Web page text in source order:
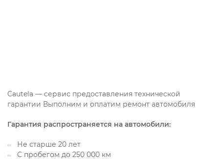
Cautela — сервис предоставления технической
гарантии Выполним и оплатим ремонт автомобиля
Гарантия распространяется на автомобили:
Не старше 20 лет
C пробегом до 250 000 км